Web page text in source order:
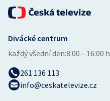
Divácké centrum
každý všední den:8:00—16:00
261 136 113
info@ceskatelevize.cz